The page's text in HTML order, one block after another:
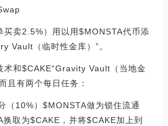
买卖2.5%）用以用$MONSTA代币添
Vault（临时性金库）”。
术和$CAKE“Gravity Vault（当地金
且有两个每日任务：
（10%）$MONSTA做为锁住流通
取为$CAKE，并将$CAKE加上到